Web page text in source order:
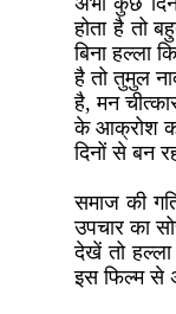
होता है तो
बिना हल्ला
है तो तुमुल
है, मन
के आक्रोश
दिनों से बन
समाज की
उपचार का
देखें तो
इस फिल्म से